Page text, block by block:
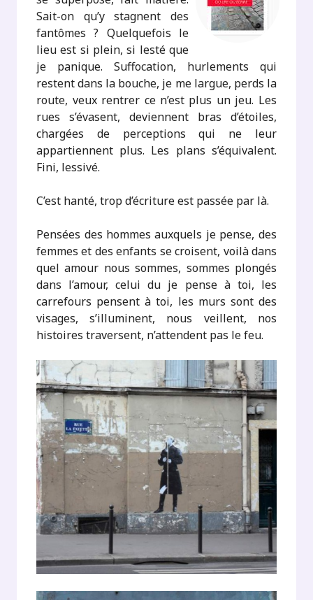
Sait-on qu’y stagnent des
fantômes ? Quelquefois le
lieu est si plein, si lesté que
je panique. Suffocation, hurlements qui
restent dans la bouche, je me largue, perds la
route, veux rentrer ce n’est plus un jeu. Les
rues s’évasent, deviennent bras d’étoiles,
chargées de perceptions qui ne leur
appartiennent plus. Les plans s’équivalent.
Fini, lessivé.
C’est hanté, trop d’écriture est passée par là.
Pensées des hommes auxquels je pense, des
femmes et des enfants se croisent, voilà dans
quel amour nous sommes, sommes plongés
dans l’amour, celui du je pense à toi, les
carrefours pensent à toi, les murs sont des
visages, s’illuminent, nous veillent, nos
histoires traversent, n’attendent pas le feu.